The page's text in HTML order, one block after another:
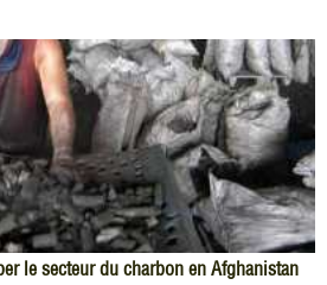
le secteur du charbon en Afghanistan